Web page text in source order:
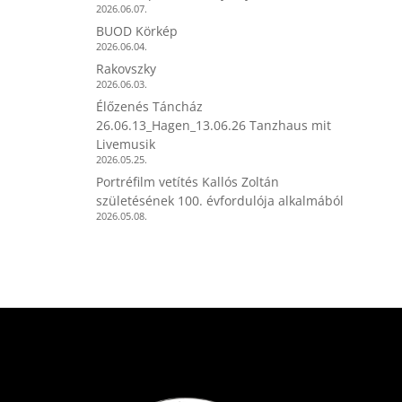
2026.06.07.
BUOD Körkép
2026.06.04.
Rakovszky
2026.06.03.
Élőzenés Táncház
26.06.13_Hagen_13.06.26 Tanzhaus mit
Livemusik
2026.05.25.
Portréfilm vetítés Kallós Zoltán
születésének 100. évfordulója alkalmából
2026.05.08.